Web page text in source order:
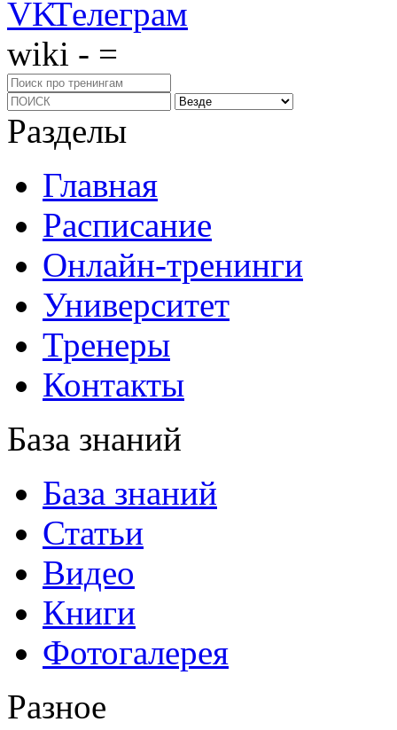
wiki - =
Разделы
Главная
Расписание
Онлайн-тренинги
Университет
Тренеры
Контакты
База знаний
База знаний
Статьи
Видео
Книги
Фотогалерея
Разное